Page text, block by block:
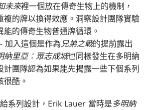
未來裡一個放在傳奇生物上的機制，
複的牌以換得效應。洞察設計團隊實驗
能的傳奇生物普通牌循環。
加入這個是作為兄弟之戰的提前露出
納里亞：眾志成城也同樣發生在多明納
計團隊認為如果能先揭露一些下個系列
酷。
系列設計，Erik Lauer 當時是多明納